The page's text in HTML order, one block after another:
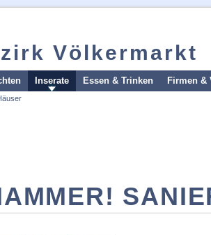
Völkermarkt
Inserate Essen & Trinken Firmen &